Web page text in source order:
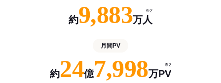
約9,883万人
※2
月間PV
約24億7,998万PV
※2